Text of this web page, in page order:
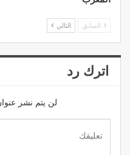
السابق التالي
اترك رد
لن يتم نشر